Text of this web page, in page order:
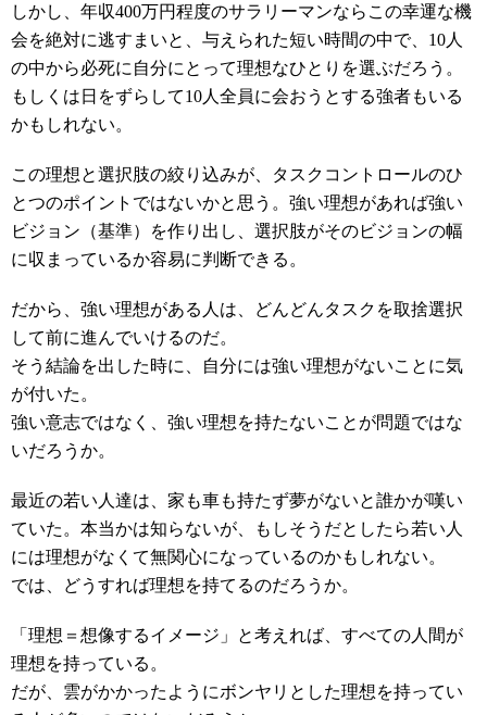
しかし、年収400万円程度のサラリーマンならこの幸運な機
会を絶対に逃すまいと、与えられた短い時間の中で、10人
の中から必死に自分にとって理想なひとりを選ぶだろう。
もしくは日をずらして10人全員に会おうとする強者もいる
かもしれない。
この理想と選択肢の絞り込みが、タスクコントロールのひ
とつのポイントではないかと思う。強い理想があれば強い
ビジョン（基準）を作り出し、選択肢がそのビジョンの幅
に収まっているか容易に判断できる。
だから、強い理想がある人は、どんどんタスクを取捨選択
して前に進んでいけるのだ。
そう結論を出した時に、自分には強い理想がないことに気
が付いた。
強い意志ではなく、強い理想を持たないことが問題ではな
いだろうか。
最近の若い人達は、家も車も持たず夢がないと誰かが嘆い
ていた。本当かは知らないが、もしそうだとしたら若い人
には理想がなくて無関心になっているのかもしれない。
では、どうすれば理想を持てるのだろうか。
「理想＝想像するイメージ」と考えれば、すべての人間が
理想を持っている。
だが、雲がかかったようにボンヤリとした理想を持ってい